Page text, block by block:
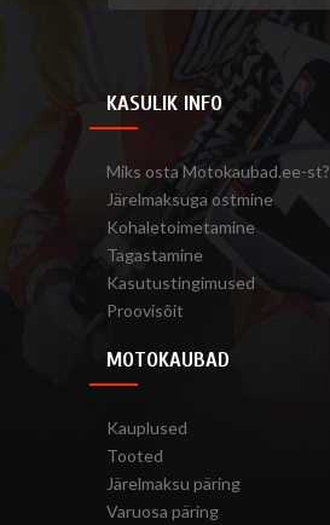
KASULIK INFO
Miks osta Motokaubad.ee-st?
Järelmaksuga ostmine
Kohaletoimetamine
Tagastamine
Kasutustingimused
Proovisõit
MOTOKAUBAD
Kauplused
Tooted
Järelmaksu päring
Varuosa päring